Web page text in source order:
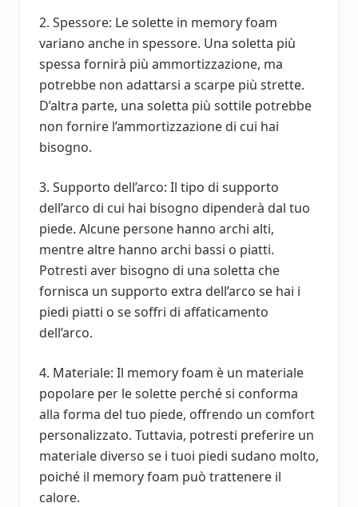
2. Spessore: Le solette in memory foam
variano anche in spessore. Una soletta più
spessa fornirà più ammortizzazione, ma
potrebbe non adattarsi a scarpe più strette.
D’altra parte, una soletta più sottile potrebbe
non fornire l’ammortizzazione di cui hai
bisogno.
3. Supporto dell’arco: Il tipo di supporto
dell’arco di cui hai bisogno dipenderà dal tuo
piede. Alcune persone hanno archi alti,
mentre altre hanno archi bassi o piatti.
Potresti aver bisogno di una soletta che
fornisca un supporto extra dell’arco se hai i
piedi piatti o se soffri di affaticamento
dell’arco.
4. Materiale: Il memory foam è un materiale
popolare per le solette perché si conforma
alla forma del tuo piede, offrendo un comfort
personalizzato. Tuttavia, potresti preferire un
materiale diverso se i tuoi piedi sudano molto,
poiché il memory foam può trattenere il
calore.